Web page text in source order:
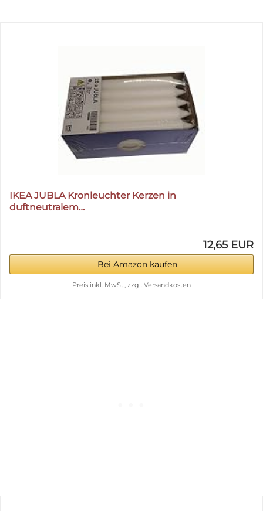
IKEA JUBLA Kronleuchter Kerzen in
duftneutralem…
12,65 EUR
Bei Amazon kaufen
Preis inkl. MwSt., zzgl. Versandkosten